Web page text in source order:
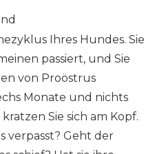
Ihres Hundes. Sie
passiert, und Sie
von Proöstrus
Monate und nichts
Sie sich am Kopf.
verpasst? Geht der